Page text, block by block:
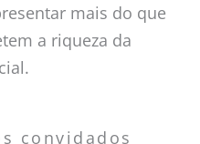
mais do que
a riqueza da
convidados